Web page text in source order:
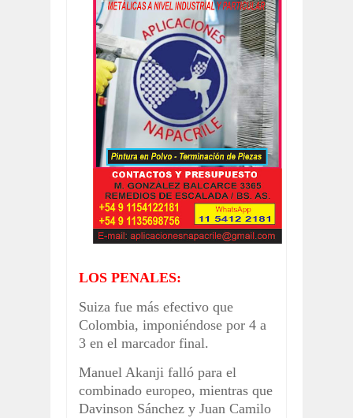
LOS PENALES:
Suiza fue más efectivo que
Colombia, imponiéndose por 4 a
3 en el marcador final.
Manuel Akanji falló para el
combinado europeo, mientras que
Davinson Sánchez y Juan Camilo